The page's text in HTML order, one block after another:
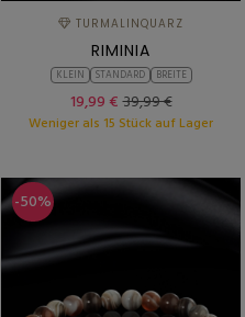
TURMALINQUARZ
RIMINIA
KLEIN STANDARD BREITE
19,99 €39,99 €
Weniger als 15 Stück auf Lager
-50%